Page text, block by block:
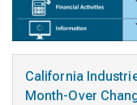
California
Month-Over